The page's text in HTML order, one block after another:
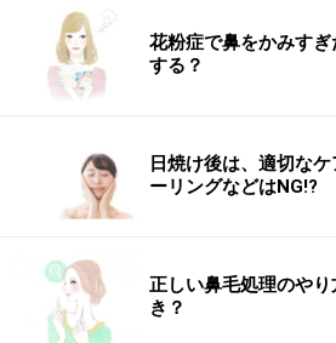
花粉症で鼻をかみす
する？
日焼け後は、適切な
ーリングなどはNG!?
正しい鼻毛処理のや
き？